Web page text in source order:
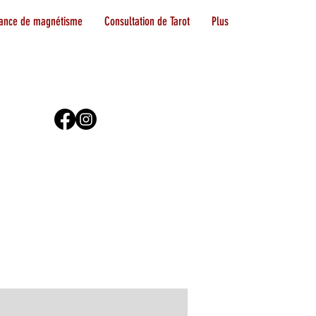
de magnétisme Consultation de Tarot Plus